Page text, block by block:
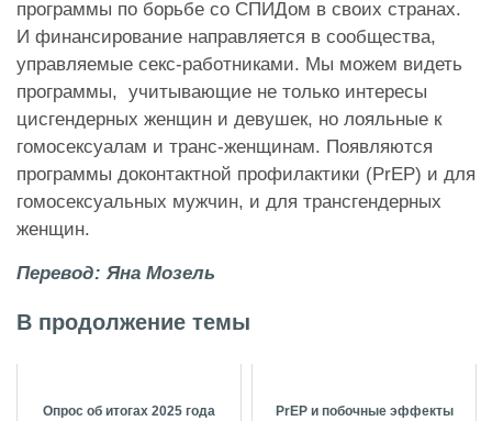
программы по борьбе со СПИДом в своих странах.
И финансирование направляется в сообщества,
управляемые секс-работниками. Мы можем видеть
программы, учитывающие не только интересы
цисгендерных женщин и девушек, но лояльные к
гомосексуалам и транс-женщинам. Появляются
программы доконтактной профилактики (PrEP) и для
гомосексуальных мужчин, и для трансгендерных
женщин.
Перевод: Яна Мозель
В продолжение темы
Опрос об итогах 2025 года PrEP и побочные эффекты